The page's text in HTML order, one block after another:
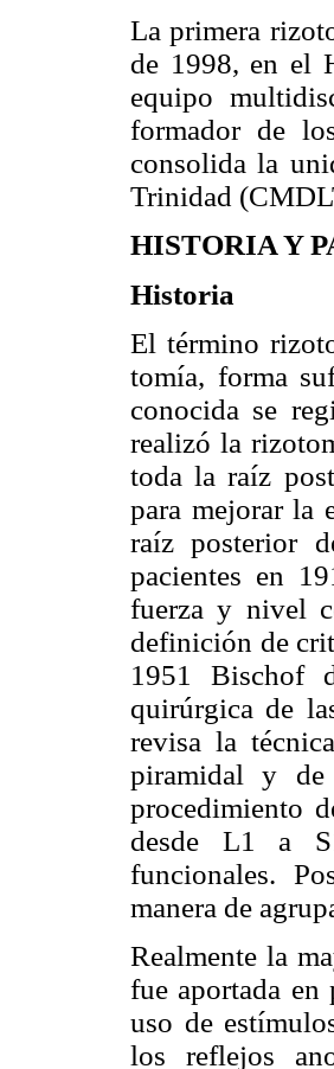
La primera
de 1998, en el
equipo
formador de
consolida la
Trinidad
HISTORIA Y
Historia
El término
tomía, forma
conocida se
realizó la
toda la raíz
para mejorar la
raíz posterior
pacientes en
fuerza y nivel
definición de
1951 Bischof
quirúrgica de
revisa la
piramidal y
procedimiento
desde L1 a
funcionales.
manera de
Realmente la
fue aportada
uso de
los reflejos